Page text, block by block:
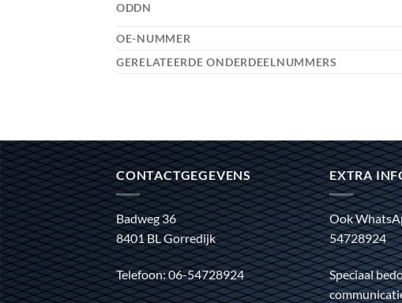
ODDN
OE-NUMMER
GERELATEERDE ONDERDEELNUMMERS
CONTACTGEGEVENS
Badweg 36
8401 BL Gorredijk
Telefoon: 06-54728924
EXTRA
Ook
54728924
Speciaal